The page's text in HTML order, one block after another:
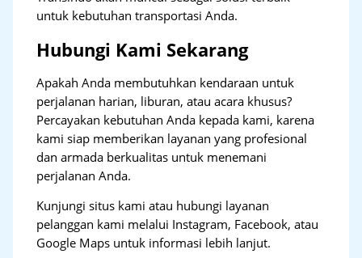
untuk kebutuhan transportasi Anda.
Hubungi Kami Sekarang
Apakah Anda membutuhkan kendaraan untuk
perjalanan harian, liburan, atau acara khusus?
Percayakan kebutuhan Anda kepada kami, karena
kami siap memberikan layanan yang profesional
dan armada berkualitas untuk menemani
perjalanan Anda.
Kunjungi situs kami atau hubungi layanan
pelanggan kami melalui Instagram, Facebook, atau
Google Maps untuk informasi lebih lanjut.